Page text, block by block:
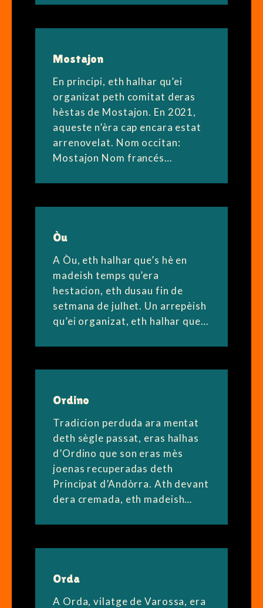
Mostajon
En principi, eth halhar qu’ei
organizat peth comitat deras
hèstas de Mostajon. En 2021,
aqueste n’èra cap encara estat
arrenovelat. Nom occitan:
Mostajon Nom francés…
Òu
A Òu, eth halhar que’s hè en
madeish temps qu’era
hestacion, eth dusau fin de
setmana de julhet. Un arrepèish
qu’ei organizat, eth halhar que…
Ordino
Tradicion perduda ara mentat
deth sègle passat, eras halhas
d’Ordino que son eras mès
joenas recuperadas deth
Principat d’Andòrra. Ath devant
dera cremada, eth madeish…
Orda
A Orda, vilatge de Varossa, era